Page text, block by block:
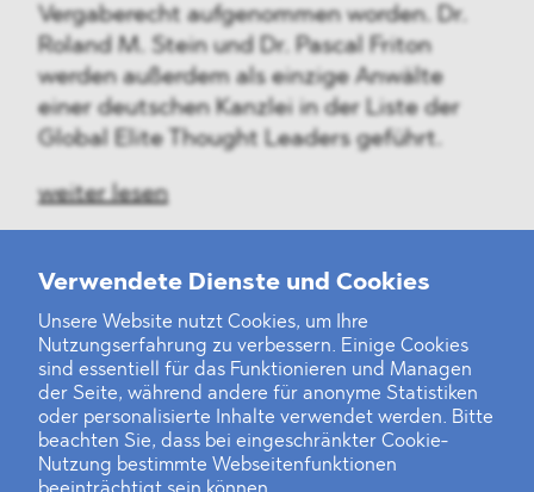
Verwendete Dienste und Cookies
Unsere Website nutzt Cookies, um Ihre
Nutzungserfahrung zu verbessern. Einige Cookies
sind essentiell für das Funktionieren und Managen
der Seite, während andere für anonyme Statistiken
oder personalisierte Inhalte verwendet werden. Bitte
beachten Sie, dass bei eingeschränkter Cookie-
Nutzung bestimmte Webseitenfunktionen
Vergaberecht aufgenommen worden. Dr.
Roland M. Stein und Dr. Pascal Friton
werden außerdem als einzige Anwälte
einer deutschen Kanzlei in der Liste der
Global Elite Thought Leaders geführt.
weiter lesen
‹123435 3637383940 ...4647›